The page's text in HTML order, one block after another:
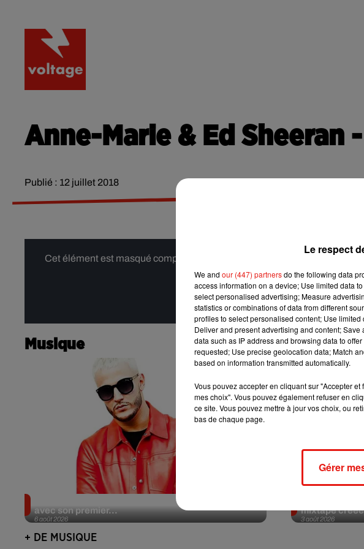
Anne-Marie & Ed
Publié : 12 juillet 2018
Cet élément est masqué compte-tenu du refus du dépôt de cookies que
Musique
6 août 2026
Il y a 10 ans, DJ Snake changeait de dimension
avec son premier...
3 août 2026
mixtape
+ DE MUSIQUE
Le respect
We and our (447) partnersdo the following data
access information on a device; Use limited data
select personalised advertising; Measure
statistics or combinations of data from different
profiles to select personalised content; Use
Deliver and present advertising and content;
data such as IP address and browsing data to
requested; Use precise geolocation data; Match
based on information transmitted automatically.
Vous pouvez accepter en cliquant sur "Accepter
mes choix". Vous pouvez également refuser en
ce site. Vous pouvez mettre à jour vos choix, ou
bas de chaque page.
Gérer